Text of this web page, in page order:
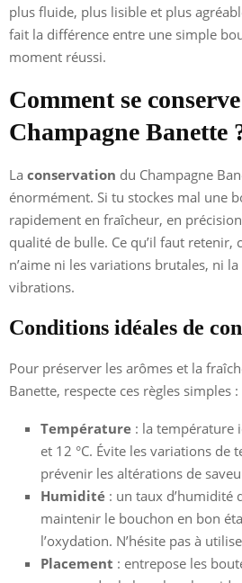
plus fluide, plus lisible et plus
fait la différence entre une simple
moment réussi.
Comment se
Champagne Banette
La conservation du Champagne
énormément. Si tu stockes mal une
rapidement en fraîcheur, en
qualité de bulle. Ce qu’il faut retenir,
n’aime ni les variations brutales, ni
vibrations.
Conditions idéales de
Pour préserver les arômes et la
Banette, respecte ces règles simples :
Température : la température
et 12 °C. Évite les variations de
prévenir les altérations de
Humidité : un taux d’humidité
maintenir le bouchon en bon
l’oxydation. N’hésite pas à
Placement : entrepose les